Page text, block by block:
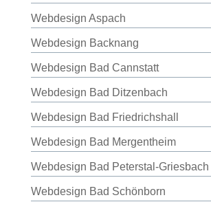
Webdesign Aspach
Webdesign Backnang
Webdesign Bad Cannstatt
Webdesign Bad Ditzenbach
Webdesign Bad Friedrichshall
Webdesign Bad Mergentheim
Webdesign Bad Peterstal-Griesbach
Webdesign Bad Schönborn